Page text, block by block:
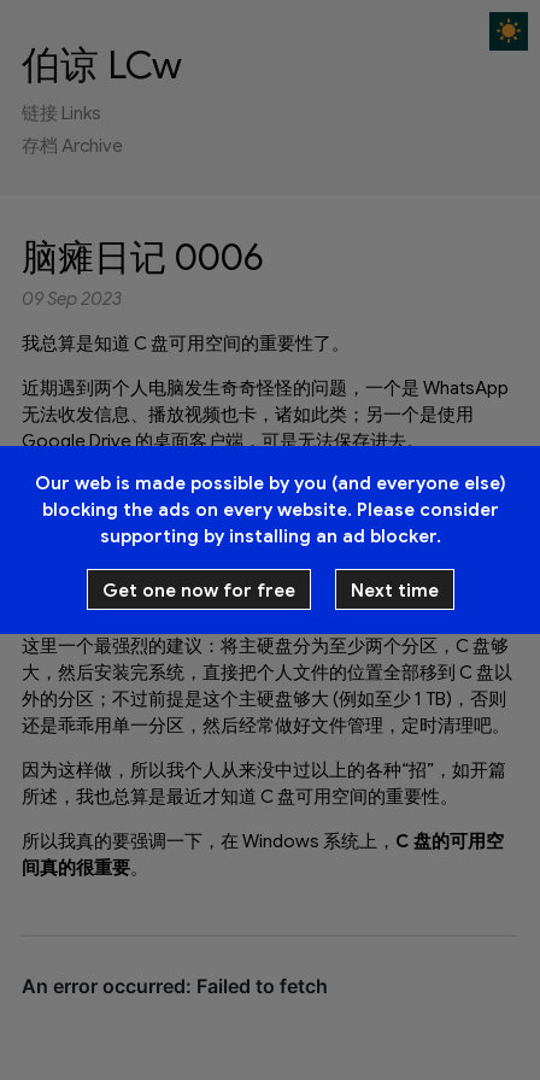
伯谅 LCw
链接 Links
存档 Archive
脑瘫日记 0006
09 Sep 2023
我总算是知道 C 盘可用空间的重要性了。
近期遇到两个人电脑发生奇奇怪怪的问题，一个是 WhatsApp
无法收发信息、播放视频也卡，诸如此类；另一个是使用
Google Drive 的桌面客户端，可是无法保存进去。
赫然发现，以上发生的种种，主因居然都发生在 C 盘上……
这俩还有一个共同点：打开“此电脑”，不仅 C 盘明显的一整个
别问，他们的文件我都不敢碰，文件管理只能他们自己来。
这里一个最强烈的建议：将主硬盘分为至少两个分区，C 盘够
大，然后安装完系统，直接把个人文件的位置全部移到 C 盘以
外的分区；不过前提是这个主硬盘够大 (例如至少 1 TB)，否则
还是乖乖用单一分区，然后经常做好文件管理，定时清理吧。
因为这样做，所以我个人从来没中过以上的各种“招”，如开篇
所述，我也总算是最近才知道 C 盘可用空间的重要性。
所以我真的要强调一下，在 Windows 系统上， C 盘的可用空
间真的很重要。
☀️
Our web is made possible by you (and everyone else)
blocking the ads on every website. Please consider
supporting by installing an ad blocker.
Get one now for free Next time